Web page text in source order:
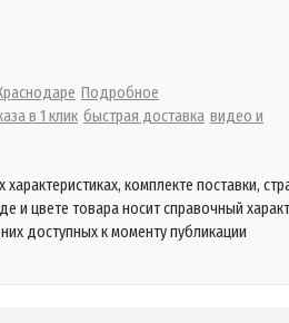
Подробное
в 1 клик быстрая доставка видео и
комплекте поставки,
и цвете товара носит справочный
доступных к моменту публикации